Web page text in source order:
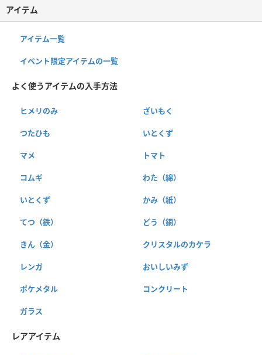
アイテム
アイテム一覧
イベント限定アイテムの一覧
よく使うアイテムの入手方法
ヒメリのみ ざいもく
つたひも いとくず
マメ トマト
コムギ わた（綿）
いとくず かみ（紙）
てつ（鉄） どう（銅）
きん（金） クリスタルのカケラ
レンガ おいしいみず
ポケメタル コンクリート
ガラス
レアアイテム